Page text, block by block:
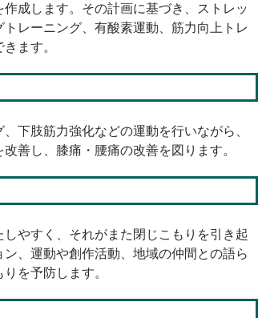
成します。その計画に基づき、ストレッ
レーニング、有酸素運動、筋力向上トレ
ます。
下肢筋力強化などの運動を行いながら、
善し、膝痛・腰痛の改善を図ります。
やすく、それがまた閉じこもりを引き起
、運動や創作活動、地域の仲間との語ら
を予防します。